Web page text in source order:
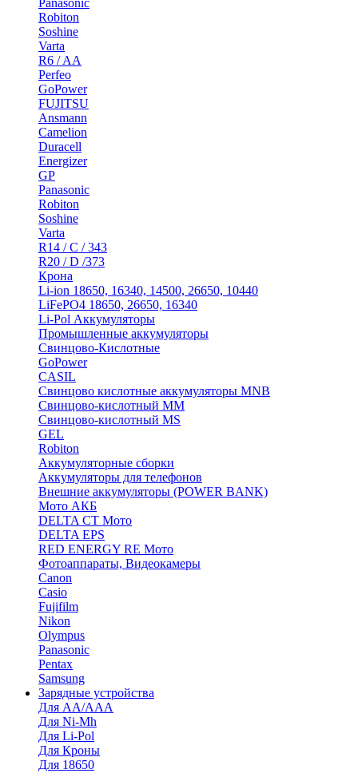
Panasonic
Robiton
Soshine
Varta
R6 / AA
Perfeo
GoPower
FUJITSU
Ansmann
Camelion
Duracell
Energizer
GP
Panasonic
Robiton
Soshine
Varta
R14 / C / 343
R20 / D /373
Крона
Li-ion 18650, 16340, 14500, 26650, 10440
LiFePO4 18650, 26650, 16340
Li-Pol Аккумуляторы
Промышленные аккумуляторы
Свинцово-Кислотные
GoPower
CASIL
Свинцово кислотные аккумуляторы MNB
Cвинцово-кислотный MM
Cвинцово-кислотный MS
GEL
Robiton
Аккумуляторные сборки
Аккумуляторы для телефонов
Внешние аккумуляторы (POWER BANK)
Мото АКБ
DELTA CT Мото
DELTA EPS
RED ENERGY RE Мото
Фотоаппараты, Видеокамеры
Canon
Casio
Fujifilm
Nikon
Olympus
Panasonic
Pentax
Samsung
Зарядные устройства
Для AA/AAA
Для Ni-Mh
Для Li-Pol
Для Кроны
Для 18650